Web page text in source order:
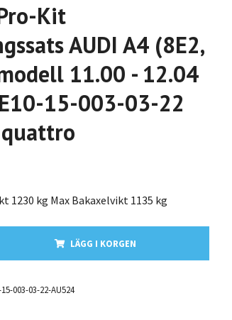
Kit
AUDI A4 (8E2,
11.00 - 12.04
15-003-03-22
1230 kg Max Bakaxelvikt 1135 kg
LÄGG I KORGEN
15-003-03-22-AU524